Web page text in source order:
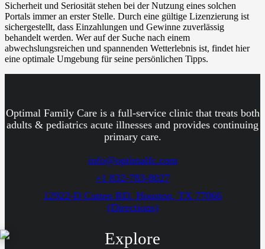
Sicherheit und Seriosität stehen bei der Nutzung eines solchen
Portals immer an erster Stelle. Durch eine gültige Lizenzierung ist
sichergestellt, dass Einzahlungen und Gewinne zuverlässig
behandelt werden. Wer auf der Suche nach einem
abwechslungsreichen und spannenden Wetterlebnis ist, findet hier
eine optimale Umgebung für seine persönlichen Tipps.
Optimal Family Care is a full-service clinic that treats both
adults & pediatrics acute illnesses and provides continuing
primary care.
info@optimalfc.com
+1 832-783-8027
12922-D Cutten RD. Houston, TX 77066
(Directions)
Explore